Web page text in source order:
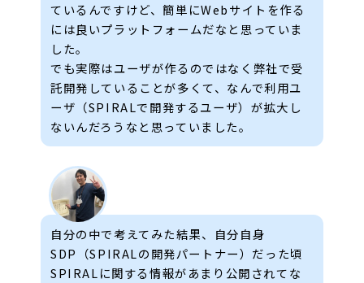
ているんですけど、簡単にWebサイトを作る
には良いプラットフォームだなと思っていま
した。
でも実際はユーザが作るのではなく弊社で受
託開発していることが多くて、なんで利用ユ
ーザ（SPIRALで開発するユーザ）が拡大し
ないんだろうなと思っていました。
自分の中で考えてみた結果、自分自身
SDP（SPIRALの開発パートナー）だった頃
SPIRALに関する情報があまり公開されてな